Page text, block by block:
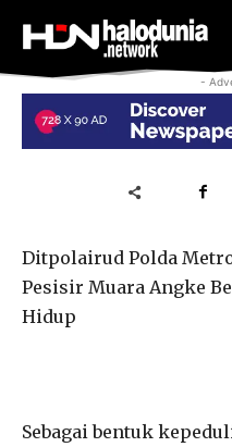
-
Ditpolairud Polda
Pesisir Muara Angke
Hidup
Sebagai bentuk